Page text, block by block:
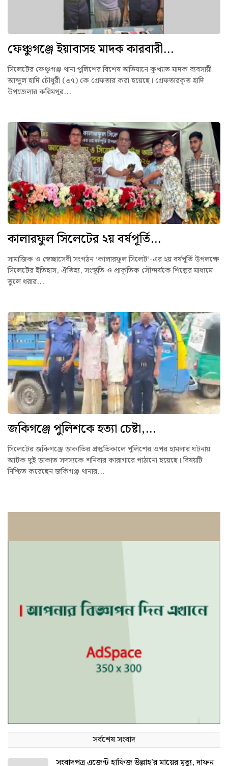
ফেঞ্চুগঞ্জে ইয়াবাসহ মাদক কারবারী...
সিলেটের ফেঞ্চুগঞ্জ থানা পুলিশের বিশেষ অভিযানে কুখ্যাত মাদক ব্যবসায়ী
আব্দুল হাদি চৌধুরী (৩৭) কে গ্রেফতার করা হয়েছে। গ্রেফতারকৃত হাদি
উপজেলার করিমপুর...
কালারফুল সিলেটের ২য় বর্ষপূর্তি...
সামাজিক ও স্বেচ্ছাসেবী সংগঠন ‘কালারফুল সিলেট’-এর ২য় বর্ষপূর্তি উপলক্ষে
সিলেটের ইতিহাস, ঐতিহ্য, সংস্কৃতি ও প্রাকৃতিক সৌন্দর্যকে শিল্পের মাধ্যমে
তুলে ধরার...
জকিগঞ্জে পুলিশকে হত্যা চেষ্টা,...
সিলেটের জকিগঞ্জে ডাকাতির প্রস্তুতিকালে পুলিশের ওপর হামলার ঘটনায়
আটক দুই ডাকাত সদস্যকে শনিবার কারাগারে পাঠানো হয়েছে। বিষয়টি
নিশ্চিত করেছেন জকিগঞ্জ থানার...
সর্বশেষ সংবাদ
সংবাদপত্র এজেন্ট হাফিজ উল্লাহ’র মায়ের মৃত্যু, দাফন